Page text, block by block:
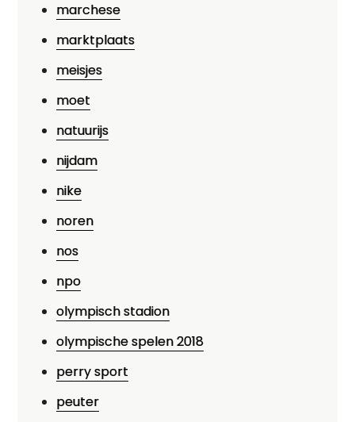
marchese
marktplaats
meisjes
moet
natuurijs
nijdam
nike
noren
nos
npo
olympisch stadion
olympische spelen 2018
perry sport
peuter